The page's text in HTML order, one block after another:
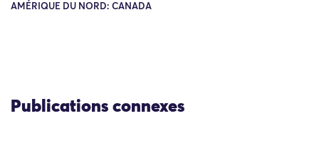
AMÉRIQUE DU NORD: CANADA
Publications connexes